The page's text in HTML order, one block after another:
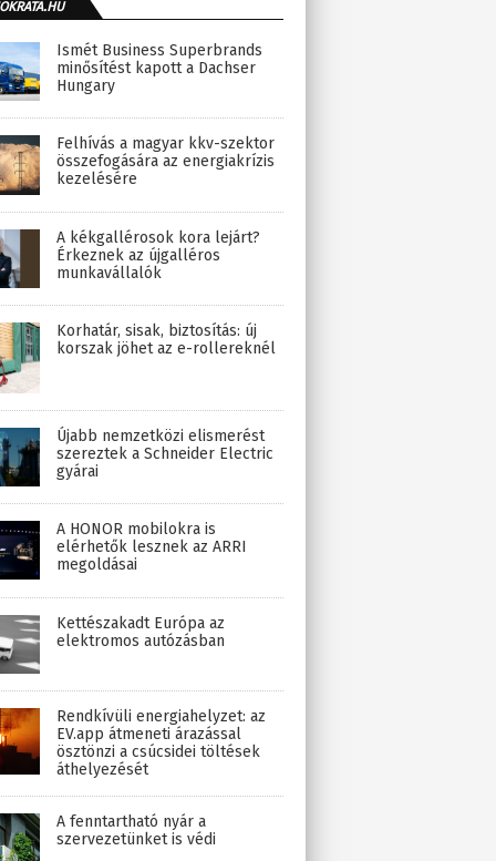
Ismét Business Superbrands
minősítést kapott a Dachser
Hungary
Felhívás a magyar kkv-szektor
összefogására az energiakrízis
kezelésére
A kékgallérosok kora lejárt?
Érkeznek az újgalléros
munkavállalók
Korhatár, sisak, biztosítás: új
korszak jöhet az e-rollereknél
Újabb nemzetközi elismerést
szereztek a Schneider Electric
gyárai
A HONOR mobilokra is
elérhetők lesznek az ARRI
megoldásai
Kettészakadt Európa az
elektromos autózásban
Rendkívüli energiahelyzet: az
EV.app átmeneti árazással
ösztönzi a csúcsidei töltések
áthelyezését
A fenntartható nyár a
szervezetünket is védi